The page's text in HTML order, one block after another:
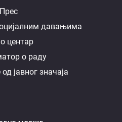
Прес
давањима
центар
о раду
јавног значаја